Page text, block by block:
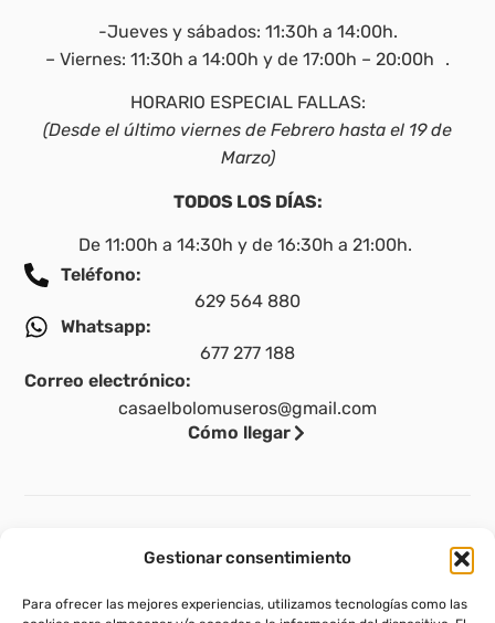
Gestionar consentimiento
Para ofrecer las mejores experiencias, utilizamos tecnologías como las
-Jueves y sábados: 11:30h a 14:00h.
– Viernes: 11:30h a 14:00h y de 17:00h – 20:00h .
HORARIO ESPECIAL FALLAS:
(Desde el último viernes de Febrero hasta el 19 de
Marzo)
TODOS LOS DÍAS:
De 11:00h a 14:30h y de 16:30h a 21:00h.
Teléfono:
629 564 880
Whatsapp:
677 277 188
Correo electrónico:
casaelbolomuseros@gmail.com
Cómo llegar